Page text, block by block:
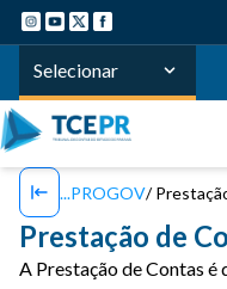
Selecionar
PROGOV
Prestação de
A Prestação de Contas